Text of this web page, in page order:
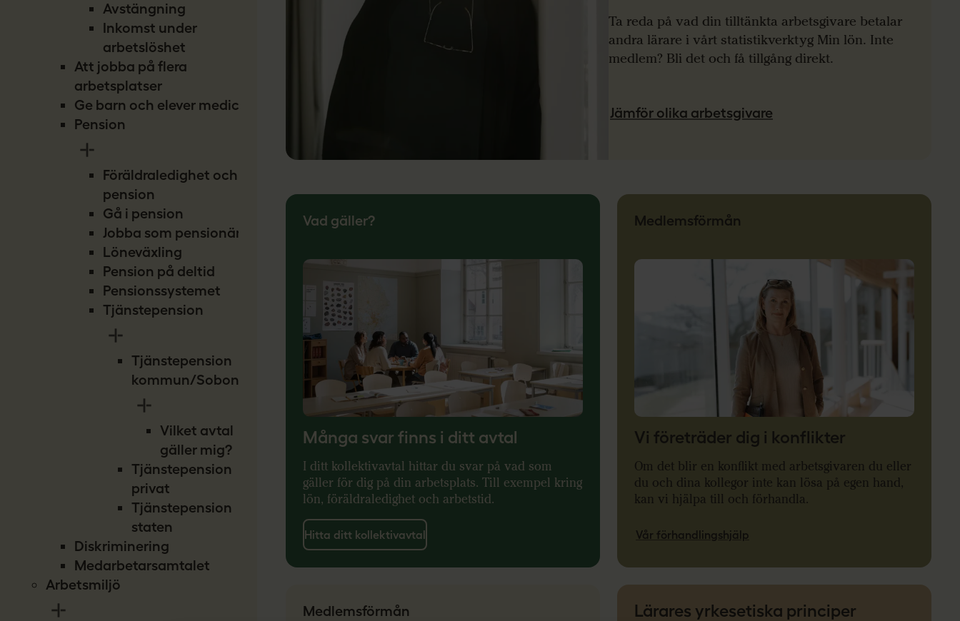
Avstängning
Inkomst under
arbetslöshet
Att jobba på flera
arbetsplatser
Ge barn och elever medicin
Pension
Föräldraledighet och
pension
Gå i pension
Jobba som pensionär
Löneväxling
Pension på deltid
Pensionssystemet
Tjänstepension
Tjänstepension
kommun/Sobona
Vilket avtal
gäller mig?
Tjänstepension
privat
Tjänstepension
staten
Diskriminering
Medarbetarsamtalet
Arbetsmiljö
Ta reda på vad din tilltänkta arbetsgivare betalar
andra lärare i vårt statistikverktyg Min lön. Inte
medlem? Bli det och få tillgång direkt.
Jämför olika arbetsgivare
Vad gäller?
Många svar finns i ditt avtal
I ditt kollektivavtal hittar du svar på vad som
gäller för dig på din arbetsplats. Till exempel kring
lön, föräldraledighet och arbetstid.
Hitta ditt kollektivavtal
Medlemsförmån
Vi företräder dig i konflikter
Om det blir en konflikt med arbetsgivaren du eller
du och dina kollegor inte kan lösa på egen hand,
kan vi hjälpa till och förhandla.
Vår förhandlingshjälp
Medlemsförmån Lärares yrkesetiska principer